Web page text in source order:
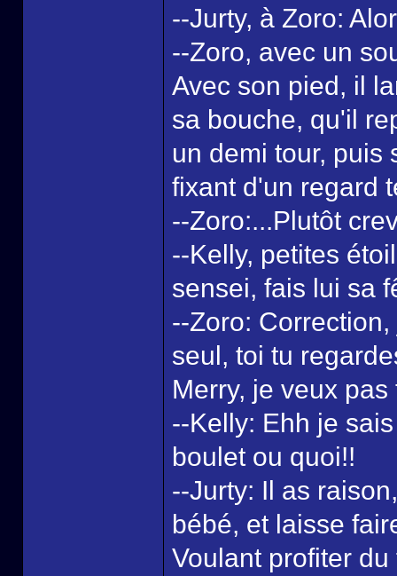
--Jurty, à Zoro:
--Zoro, avec un
Avec son pied, il
sa bouche, qu'il
un demi tour, puis
fixant d'un regard
--Zoro:...Plutôt
--Kelly, petites
sensei, fais lui sa
--Zoro:
seul, toi tu
Merry, je veux
--Kelly: Ehh je
boulet ou quoi!!
--Jurty: Il as
bébé, et laisse
Voulant profiter